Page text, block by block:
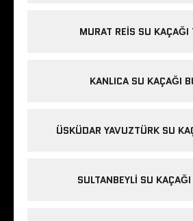
MURAT REIS SU KAÇAĞI
KANLICA SU KAÇAĞI
ÜSKÜDAR YAVUZTÜRK SU
SULTANBEYLI SU